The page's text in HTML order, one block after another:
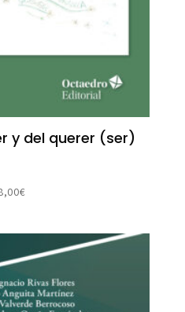
y del querer (ser)
€